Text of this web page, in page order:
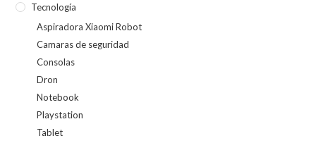
Tecnología
Aspiradora Xiaomi Robot
Camaras de seguridad
Consolas
Dron
Notebook
Playstation
Tablet